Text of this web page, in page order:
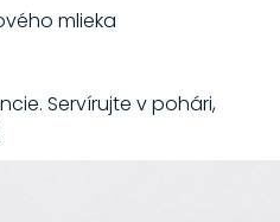
mlieka
Servírujte v pohári,